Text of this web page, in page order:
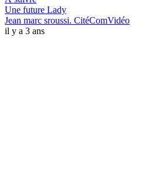
Une future Lady
Jean marc sroussi. CitéComVidéo
il y a 3 ans